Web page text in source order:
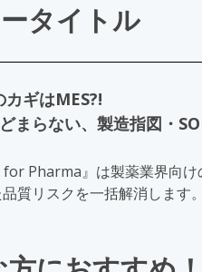
タイトル
ギはMES?!
まらない、製造指図・
for Pharma』は製薬業界向
質リスクを一括解消します。